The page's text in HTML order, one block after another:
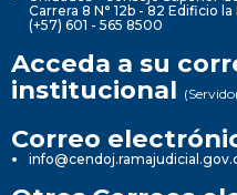
Carrera 8 N° 12b - 82 Edificio la
(+57) 601 - 565 8500
Acceda a su
institucional
Correo